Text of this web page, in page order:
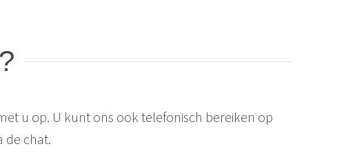
u op. U kunt ons ook telefonisch bereiken op
de chat.